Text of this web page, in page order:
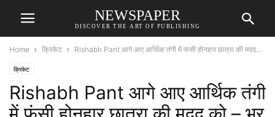
NEWSPAPER
DISCOVER THE ART OF PUBLISHING
Home क्रिकेट Rishabh Pant आगे आए आर्थिक तंगी में फंसी होनहार छात्रा की मदद...
क्रिकेट
Rishabh Pant आगे आए आर्थिक तंगी